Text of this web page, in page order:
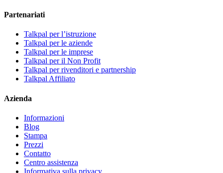
Partenariati
Talkpal per l’istruzione
Talkpal per le aziende
Talkpal per le imprese
Talkpal per il Non Profit
Talkpal per rivenditori e partnership
Talkpal Affiliato
Azienda
Informazioni
Blog
Stampa
Prezzi
Contatto
Centro assistenza
Informativa sulla privacy